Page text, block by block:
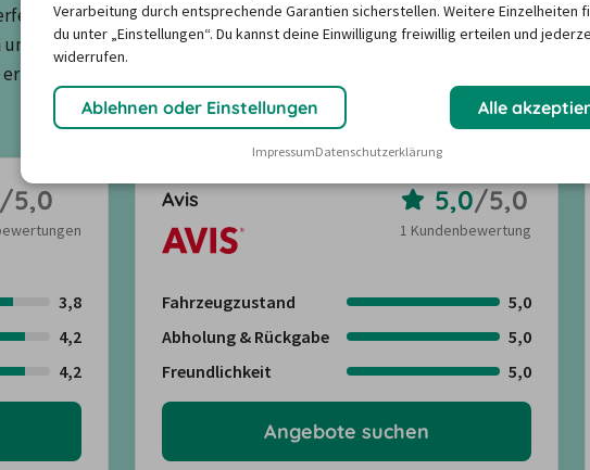
Match für die Mietwagen-Reise ist?
unserer Kunden zusammengestellt, um die
/5,0
3,8
4,2
4,2
Avis 5,0/5,0
1 Kundenbewertung
Fahrzeugzustand
5,0
Abholung & Rückgabe
5,0
Freundlichkeit
5,0
Angebote suchen
Verarbeitung durch entsprechende Garantien sicherstellen. Weitere Einzelheiten
du unter „Einstellungen“. Du kannst deine Einwilligung freiwillig erteilen und
widerrufen.
Ablehnen oder Einstellungen Alle
ImpressumDatenschutzerklärung